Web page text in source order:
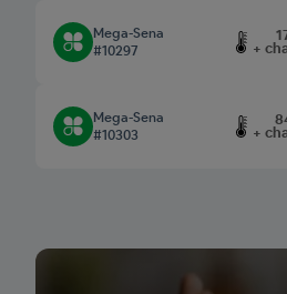
Mega-Sena
#10297
+
Mega-Sena
#10303
+